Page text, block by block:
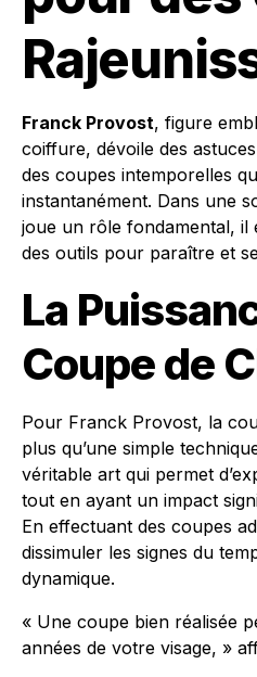
Franck Provost, figure
coiffure, dévoile des
des coupes intemporelles
instantanément. Dans une
joue un rôle fondamental, il
des outils pour paraître et
La
Coupe de
Pour Franck Provost, la
plus qu’une simple
véritable art qui permet
tout en ayant un impact
En effectuant des coupes
dissimuler les signes du
dynamique.
« Une coupe bien réalisée
années de votre visage, »